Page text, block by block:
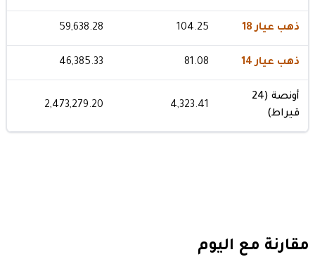
ذهب عيار 18 104.25
59,638.28
ذهب عيار 14 81.08
46,385.33
أونصة (24
قيراط)
4,323.41
2,473,279.20
مقارنة مع اليوم